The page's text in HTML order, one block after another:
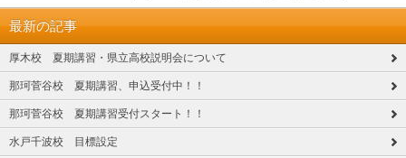
最新の記事
厚木校 夏期講習・県立高校説明会について
那珂菅谷校 夏期講習、申込受付中！！
那珂菅谷校 夏期講習受付スタート！！
水戸千波校 目標設定